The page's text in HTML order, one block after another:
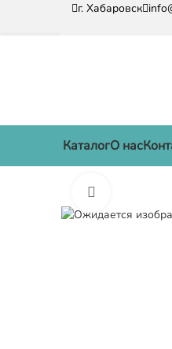
г. Хабаровск
КаталогО нас